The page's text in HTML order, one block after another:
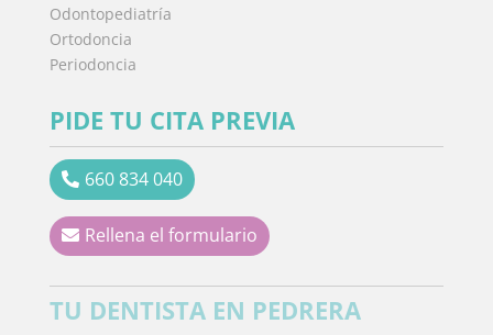
Odontopediatría
Ortodoncia
Periodoncia
PIDE TU CITA PREVIA
660 834 040
Rellena el formulario
TU DENTISTA EN PEDRERA